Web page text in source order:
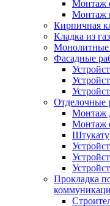
Монтаж
Монтаж
Кирпичная
Кладка из
Монолитные
Фасадные
Отделочные
Монтаж
Монтаж
Прокладка